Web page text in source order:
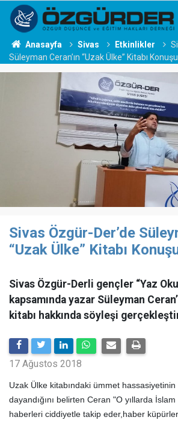
Anasayfa Sivas Etkinlikler
Süleyman Ceran’ın “Uzak Ülke” Kitabı
Sivas Özgür-Der’de
“Uzak Ülke” Kitabı
Sivas Özgür-Derli gençler “Yaz
kapsamında yazar Süleyman
kitabı hakkında söyleşi
17 Ağustos 2018
Uzak Ülke kitabındaki ümmet hassasiyetinin
dayandığını belirten Ceran "O yıllarda
haberleri ciddiyetle takip eder,haber